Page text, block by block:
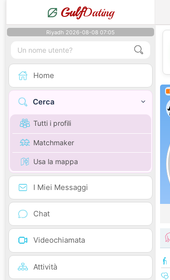
GulfDating
Riyadh 2026-08-08 07:05
Home
Cerca
Tutti i profili
Matchmaker
Usa la mappa
I Miei Messaggi
Chat
Videochiamata
Attività